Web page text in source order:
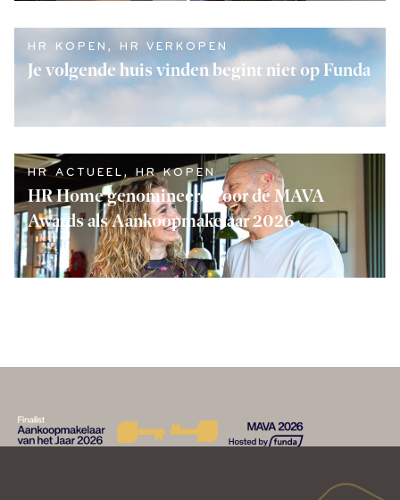
HR KOPEN , HR VERKOPEN
Je volgende huis vinden begint niet op Funda
HR ACTUEEL ,HR KOPEN
HR Home genomineerd voor de MAVA
Awards als Aankoopmakelaar 2026